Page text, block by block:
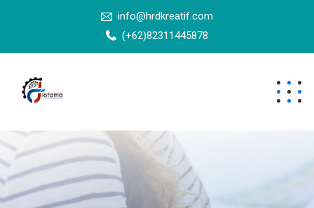
info@hrdkreatif.com
(+62)82311445878